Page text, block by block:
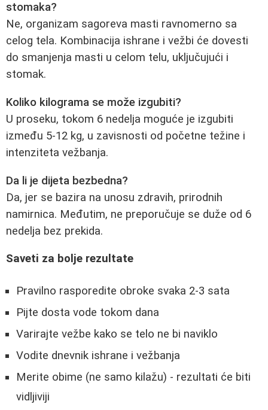
stomaka?
Ne, organizam sagoreva masti ravnomerno sa
celog tela. Kombinacija ishrane i vežbi će dovesti
do smanjenja masti u celom telu, uključujući i
stomak.
Koliko kilograma se može izgubiti?
U proseku, tokom 6 nedelja moguće je izgubiti
između 5-12 kg, u zavisnosti od početne težine i
intenziteta vežbanja.
Da li je dijeta bezbedna?
Da, jer se bazira na unosu zdravih, prirodnih
namirnica. Međutim, ne preporučuje se duže od 6
nedelja bez prekida.
Saveti za bolje rezultate
Pravilno rasporedite obroke svaka 2-3 sata
Pijte dosta vode tokom dana
Varirajte vežbe kako se telo ne bi naviklo
Vodite dnevnik ishrane i vežbanja
Merite obime (ne samo kilažu) - rezultati će biti
vidljiviji